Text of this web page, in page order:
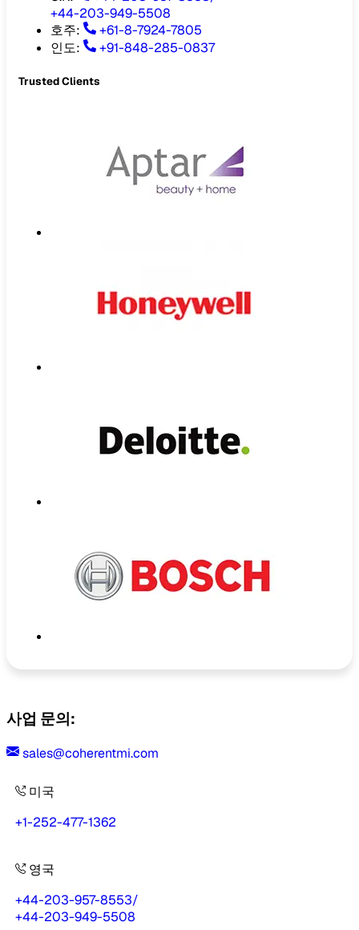
+44-203-949-5508
호주:
+61-8-7924-7805
인도: +91-848-285-0837
Trusted Clients
사업 문의:
sales@coherentmi.com
미국
+1-252-477-1362
영국
+44-203-957-8553/
+44-203-949-5508